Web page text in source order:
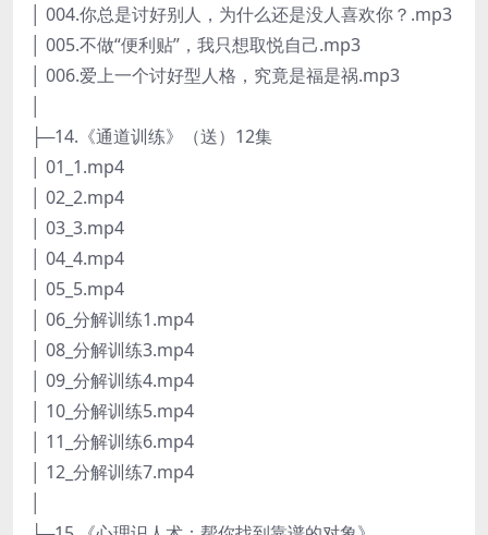
│ 004.你总是讨好别人，为什么还是没人喜欢你？.mp3
│ 005.不做“便利贴”，我只想取悦自己.mp3
│ 006.爱上一个讨好型人格，究竟是福是祸.mp3
├─14.《通道训练》（送）12集
│ 01_1.mp4
│ 02_2.mp4
│ 03_3.mp4
│ 04_4.mp4
│ 05_5.mp4
│ 06_分解训练1.mp4
│ 08_分解训练3.mp4
│ 09_分解训练4.mp4
│ 10_分解训练5.mp4
│ 11_分解训练6.mp4
│ 12_分解训练7.mp4